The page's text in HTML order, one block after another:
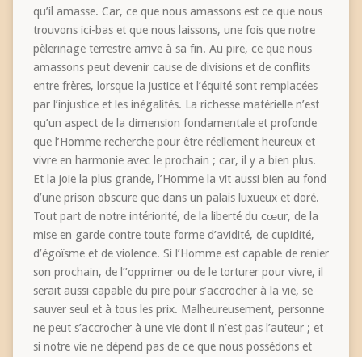
qu’il amasse. Car, ce que nous amassons est ce que nous
trouvons ici-bas et que nous laissons, une fois que notre
pèlerinage terrestre arrive à sa fin. Au pire, ce que nous
amassons peut devenir cause de divisions et de conflits
entre frères, lorsque la justice et l’équité sont remplacées
par l’injustice et les inégalités. La richesse matérielle n’est
qu’un aspect de la dimension fondamentale et profonde
que l’Homme recherche pour être réellement heureux et
vivre en harmonie avec le prochain ; car, il y a bien plus.
Et la joie la plus grande, l’Homme la vit aussi bien au fond
d’une prison obscure que dans un palais luxueux et doré.
Tout part de notre intériorité, de la liberté du cœur, de la
mise en garde contre toute forme d’avidité, de cupidité,
d’égoïsme et de violence. Si l’Homme est capable de renier
son prochain, de l’’opprimer ou de le torturer pour vivre, il
serait aussi capable du pire pour s’accrocher à la vie, se
sauver seul et à tous les prix. Malheureusement, personne
ne peut s’accrocher à une vie dont il n’est pas l’auteur ; et
si notre vie ne dépend pas de ce que nous possédons et